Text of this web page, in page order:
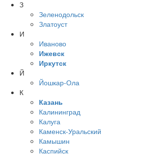
З
Зеленодольск
Златоуст
И
Иваново
Ижевск
Иркутск
Й
Йошкар-Ола
К
Казань
Калининград
Калуга
Каменск-Уральский
Камышин
Каспийск